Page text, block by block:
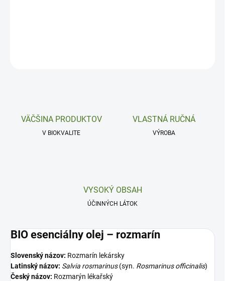
VÄČŠINA PRODUKTOV
V BIOKVALITE
VLASTNÁ RUČNÁ
VÝROBA
VYSOKÝ OBSAH
ÚČINNÝCH LÁTOK
BIO esenciálny olej – rozmarín
Slovenský názov: Rozmarín lekársky
Latinský názov: Salvia rosmarinus(syn. Rosmarinus officinalis)
Český názov: Rozmarýn lékařský